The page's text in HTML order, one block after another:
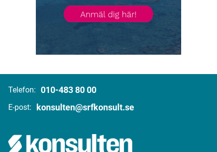
Telefon: 010-483 80 00
E-post: konsulten@srfkonsult.se